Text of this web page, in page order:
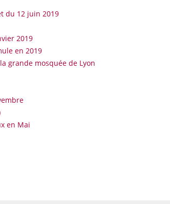
du 12 juin 2019
2019
en 2019
grande mosquée de Lyon
en Mai